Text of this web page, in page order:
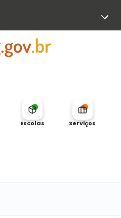
Escolas Serviços